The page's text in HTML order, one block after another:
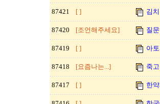
87421 [ ] 김
87420 [조언해주세요] 질
87419 [ ] 아
87418 [요즘나는...] 죽
87417 [ ] 한